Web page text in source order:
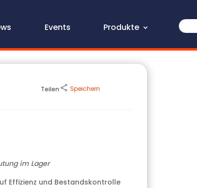
Events Produkte
Teilen Speichern
im Lager
Effizienz und Bestandskontrolle